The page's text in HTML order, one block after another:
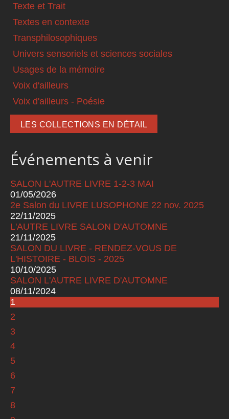
Texte et Trait
Textes en contexte
Transphilosophiques
Univers sensoriels et sciences sociales
Usages de la mémoire
Voix d'ailleurs
Voix d'ailleurs - Poésie
LES COLLECTIONS EN DÉTAIL
Événements à venir
SALON L'AUTRE LIVRE 1-2-3 MAI
01/05/2026
2e Salon du LIVRE LUSOPHONE 22 nov. 2025
22/11/2025
L'AUTRE LIVRE SALON D'AUTOMNE
21/11/2025
SALON DU LIVRE - RENDEZ-VOUS DE
L'HISTOIRE - BLOIS - 2025
10/10/2025
SALON L'AUTRE LIVRE D'AUTOMNE
08/11/2024
Pages
1
2
3
4
5
6
7
8